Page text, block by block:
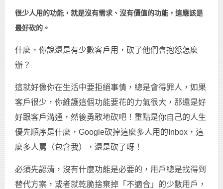
很少人用的功能，就是沒有需求、沒有價值的功能，這應該是
最好砍的。
什麼，你說還是有少數客戶用，砍了他們會抱怨怎麼
辦？
這就好像你在生活中要拒絕事情，總是會得罪人，如果
客戶很少，你維護這個功能要花的力氣很大，那還是好
好跟客戶溝通，然後勇敢地砍吧！重點是你自己的人生
優先順序是什麼，Google砍掉這麼多人用的Inbox，這
麼多人罵（包含我），還是砍了呀！
必須先認清，沒有什麼功能是必要的，用戶總是找得到
替代方案，或者就乾脆捨棄掉「不適合」的少數用戶，